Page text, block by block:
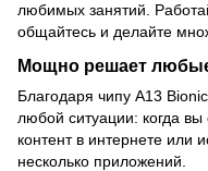
любимых занятий.
общайтесь и делайте
Мощно решает
Благодаря чипу A13
любой ситуации: когда
контент в интернете или
несколько приложений.